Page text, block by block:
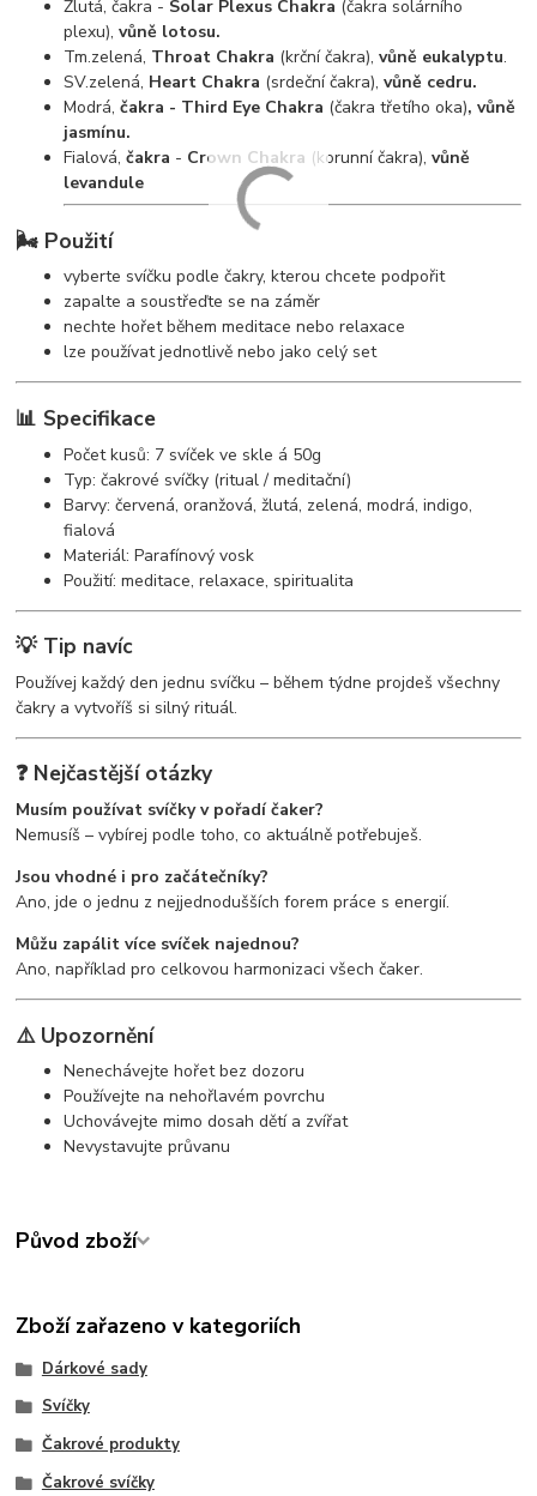
Žlutá, čakra - Solar Plexus Chakra (čakra solárního
plexu), vůně lotosu.
Tm.zelená, Throat Chakra (krční čakra),vůně eukalyptu.
SV.zelená, Heart Chakra (srdeční čakra),vůně cedru.
Modrá,čakra - Third Eye Chakra (čakra třetího oka), vůně
jasmínu.
Fialová,čakra - Crown Chakra (korunní čakra),vůně
levandule
🌬️ Použití
vyberte svíčku podle čakry, kterou chcete podpořit
zapalte a soustřeďte se na záměr
nechte hořet během meditace nebo relaxace
lze používat jednotlivě nebo jako celý set
📊 Specifikace
Počet kusů: 7 svíček ve skle á 50g
Typ: čakrové svíčky (ritual / meditační)
Barvy: červená, oranžová, žlutá, zelená, modrá, indigo,
fialová
Materiál: Parafínový vosk
Použití: meditace, relaxace, spiritualita
💡 Tip navíc
Používej každý den jednu svíčku – během týdne projdeš všechny
čakry a vytvoříš si silný rituál.
❓ Nejčastější otázky
Musím používat svíčky v pořadí čaker?
Nemusíš – vybírej podle toho, co aktuálně potřebuješ.
Jsou vhodné i pro začátečníky?
Ano, jde o jednu z nejjednodušších forem práce s energií.
Můžu zapálit více svíček najednou?
Ano, například pro celkovou harmonizaci všech čaker.
⚠️ Upozornění
Nenechávejte hořet bez dozoru
Používejte na nehořlavém povrchu
Uchovávejte mimo dosah dětí a zvířat
Nevystavujte průvanu
Původ zboží
Zboží zařazeno v kategoriích
Dárkové sady
Svíčky
Čakrové produkty
Čakrové svíčky